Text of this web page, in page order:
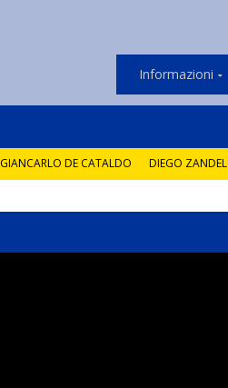
Informazioni
GIANCARLO DE CATALDO DIEGO ZANDEL